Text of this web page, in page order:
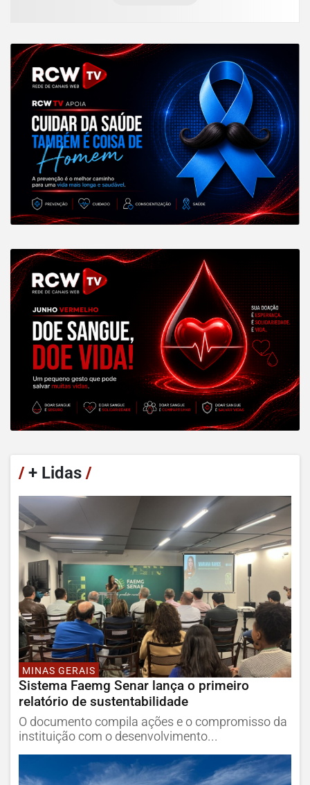
/+ Lidas /
MINAS GERAIS
Sistema Faemg Senar lança o primeiro
relatório de sustentabilidade
O documento compila ações e o compromisso da
instituição com o desenvolvimento...